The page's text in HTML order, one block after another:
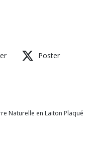
Poster
Naturelle en Laiton Plaqué